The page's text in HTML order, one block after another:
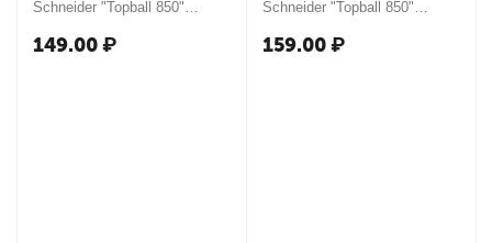
Schneider "Topball 850"
149.00₽
Schneider "Topball 850"
159.00₽